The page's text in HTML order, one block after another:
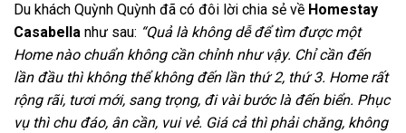
Du khách Quỳnh Quỳnh đã có đôi lời chia sẻ về Homestay
Casabella như sau: “Quả là không dễ để tìm được một
Home nào chuẩn không cần chỉnh như vậy. Chỉ cần đến
lần đầu thì không thể không đến lần thứ 2, thứ 3. Home rất
rộng rãi, tươi mới, sang trọng, đi vài bước là đến biển. Phục
vụ thì chu đáo, ân cần, vui vẻ. Giá cả thì phải chăng, không